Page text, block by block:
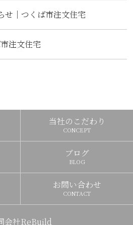
せ｜つくば市注文住宅
注文住宅
当社のこだわり
CONCEPT
ブログ
BLOG
お問い合わせ
CONTACT
会社ReBuild